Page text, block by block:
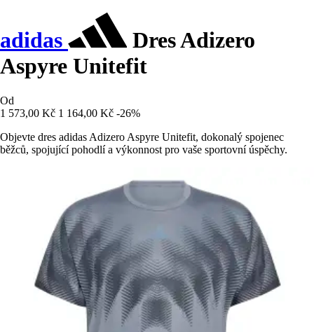
adidas
Dres Adizero
Aspyre Unitefit
Od
1 573,00 Kč 1 164,00 Kč -26%
Objevte dres adidas Adizero Aspyre Unitefit, dokonalý spojenec
běžců, spojující pohodlí a výkonnost pro vaše sportovní úspěchy.